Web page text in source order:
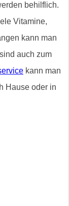
behilflich.
Vitamine,
kann man
auch zum
kann man
Hause oder in